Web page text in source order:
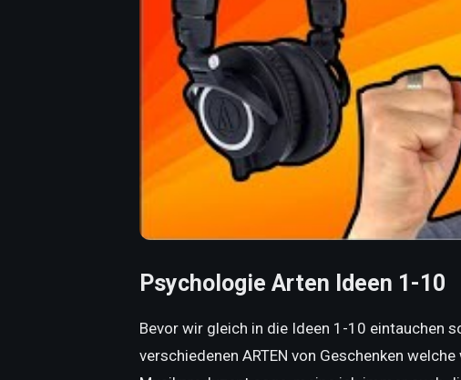
Psychologie Arten Ideen 1-10
Bevor wir gleich in die Ideen 1-10 eintauchen
verschiedenen ARTEN von Geschenken